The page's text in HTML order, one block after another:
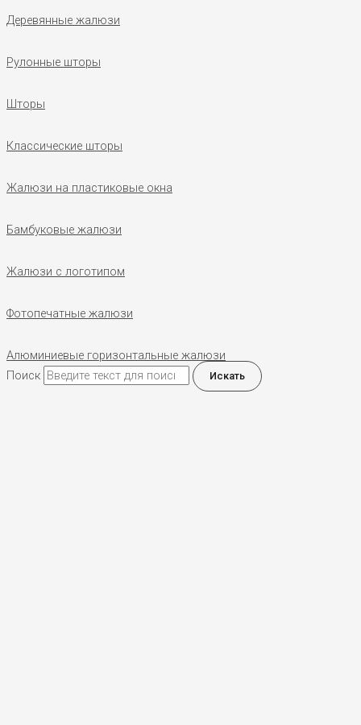
Деревянные жалюзи
Рулонные шторы
Шторы
Классические шторы
Жалюзи на пластиковые окна
Бамбуковые жалюзи
Жалюзи с логотипом
Фотопечатные жалюзи
Алюминиевые горизонтальные жалюзи
Поиск
Искать